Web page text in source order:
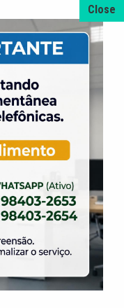
prorrogada
divertir com
de Futebol
ELASE